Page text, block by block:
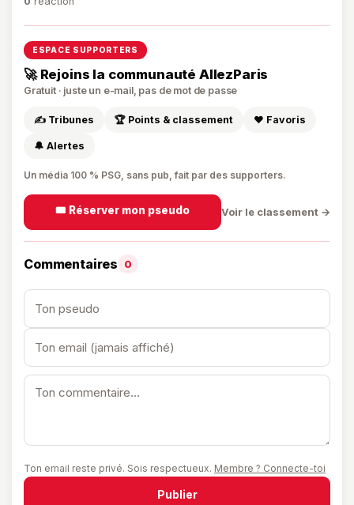
ESPACE SUPPORTERS
🚀 Rejoins la communauté AllezParis
Gratuit · juste un e-mail, pas de mot de passe
✍️ Tribunes 🏆 Points & classement ❤️ Favoris
🔔 Alertes
Un média 100 % PSG, sans pub, fait par des supporters.
🎟️ Réserver mon pseudo Voir le classement →
Commentaires 0
Ton email reste privé. Sois respectueux. Membre ? Connecte-toi
Publier